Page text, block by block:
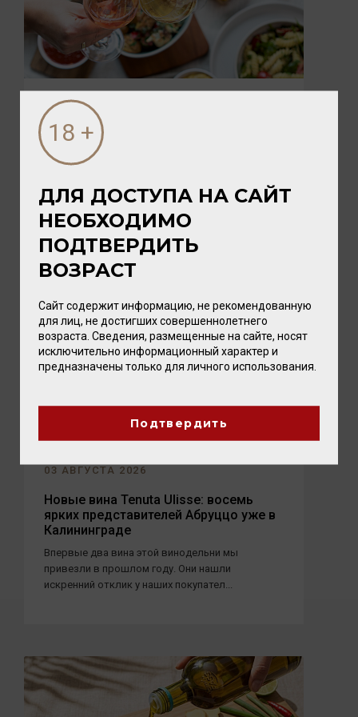
05 АВГУСТА 2026
ПИКНИК с vomFASS и Вайтнауэр-
Филипп
выбраться на природу и разделить радость с
близкими. А чтобы это...
03 АВГУСТА 2026
Новые вина Tenuta Ulisse: восемь
ярких представителей Абруццо уже в
Калининграде
Впервые два вина этой винодельни мы
привезли в прошлом году. Они нашли
искренний отклик у наших покупател...
ДЛЯ ДОСТУПА НА САЙТ
НЕОБХОДИМО
ПОДТВЕРДИТЬ
ВОЗРАСТ
Сайт содержит информацию, не рекомендованную
для лиц, не достигших совершеннолетнего
возраста. Сведения, размещенные на сайте, носят
исключительно информационный характер и
предназначены только для личного использования.
Подтвердить